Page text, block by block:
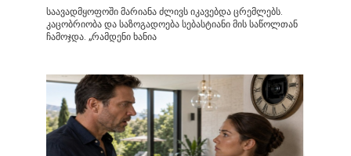
საავადმყოფოში მარიანა ძლივს იკავებდა ცრემლებს.
კაცობრიობა და საზოგადოება სებასტიანი მის საწოლთან
ჩამოჯდა. „რამდენი ხანია